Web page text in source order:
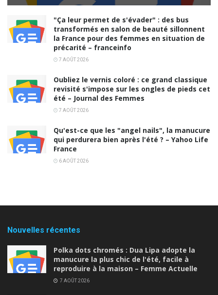
"Ça leur permet de s'évader" : des bus
transformés en salon de beauté sillonnent
la France pour des femmes en situation de
précarité – franceinfo
7 AOÛT 2026
Oubliez le vernis coloré : ce grand classique
revisité s'impose sur les ongles de pieds cet
été – Journal des Femmes
7 AOÛT 2026
Qu'est-ce que les "angel nails", la manucure
qui perdurera bien après l'été ? – Yahoo Life
France
6 AOÛT 2026
Nouvelles récentes
Polka dots chromés : Dua Lipa adopte la
manucure la plus chic de l'été, facile à
reproduire à la maison – Femme Actuelle
7 AOÛT 2026